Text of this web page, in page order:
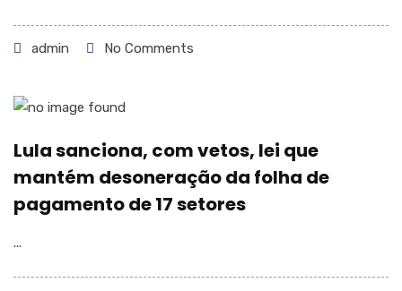
admin No Comments
Lula sanciona, com vetos, lei que
mantém desoneração da folha de
pagamento de 17 setores
...